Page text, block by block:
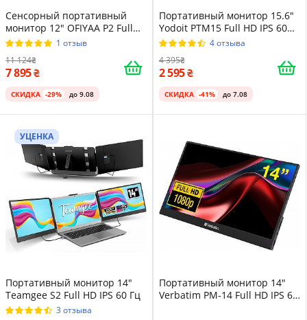
Сенсорный портативный
монитор 12" OFIYAA P2 Full
HD IPS 60 Гц1 отзыв
11 124
7 895
СКИДКА -29% до 9.08
Портативный монитор 15.6"
Yodoit PTM15 Full HD IPS 60
Гц
4 отзыва
4 395
2 595
СКИДКА -41% до 7.08
УЦЕНКА
Портативный монитор 14"
Teamgee S2 Full HD IPS 60 Гц
3 отзыва
Портативный монитор 14"
Verbatim PM-14 Full HD IPS 60